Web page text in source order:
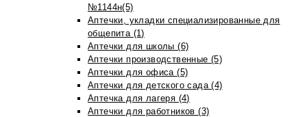
№1144н(5)
Аптечки, укладки специализированные для
общепита (1)
Аптечки для школы (6)
Аптечки производственные (5)
Аптечки для офиса (5)
Аптечки для детского сада (4)
Аптечка для лагеря (4)
Аптечки для работников (3)